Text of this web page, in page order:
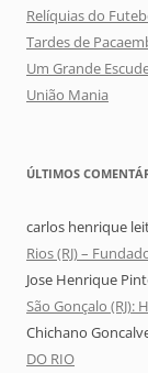
Relíquias do
Tardes de
Um Grande
União Mania
ÚLTIMOS
carlos henrique
Rios (RJ) –
Jose Henrique
São Gonçalo (RJ):
Chichano
DO RIO